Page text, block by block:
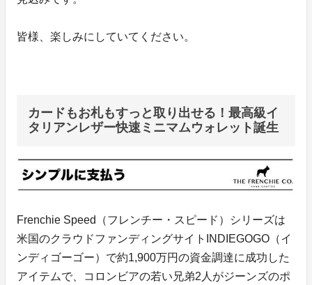
皆様、楽しみにしていてください。
カードもお札もすっと取り出せる！最高級イ
タリアンレザー快速ミニマムウォレット誕生
Frenchie Speed（フレンチー・スピード）シリーズは
米国のクラウドファンディングサイトINDIEGOGO（イ
ンディゴーゴー）で約1,900万円の資金調達に成功した
アイテムで、コロンビアの若い兄弟2人がジーンズのポ